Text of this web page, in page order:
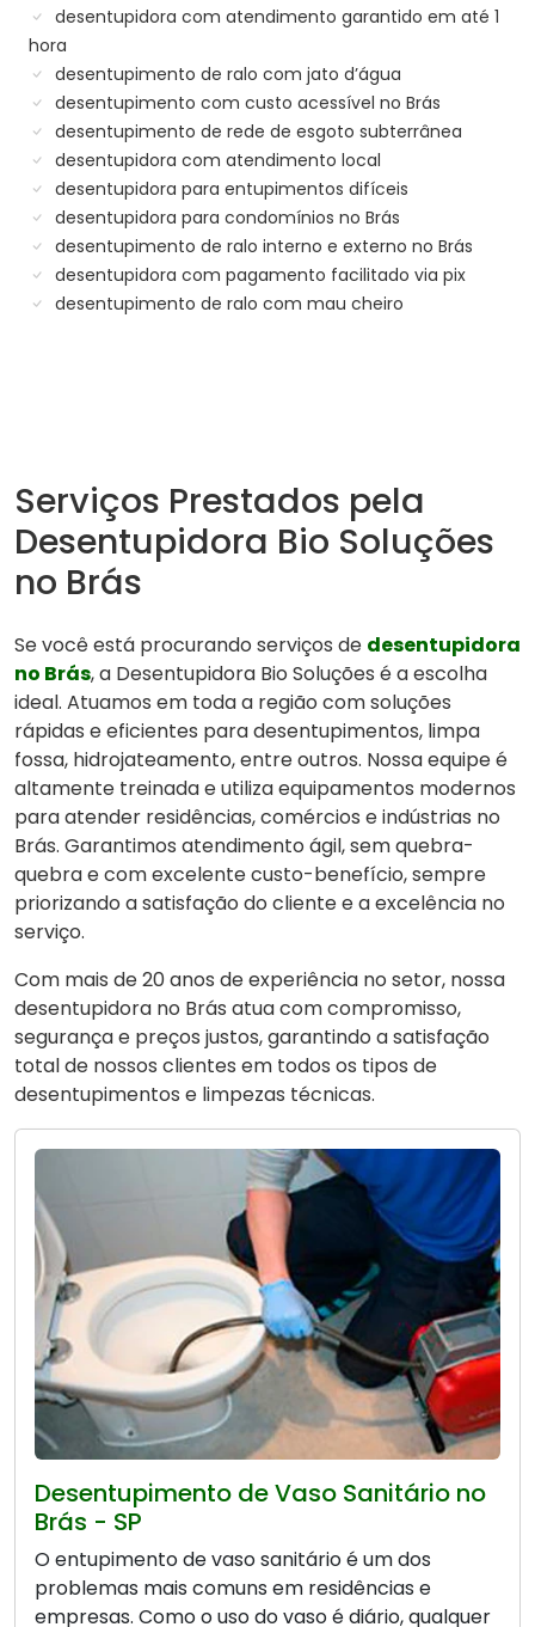
desentupidora com atendimento garantido em até 1
hora
desentupimento de ralo com jato d’água
desentupimento com custo acessível no Brás
desentupimento de rede de esgoto subterrânea
desentupidora com atendimento local
desentupidora para entupimentos difíceis
desentupidora para condomínios no Brás
desentupimento de ralo interno e externo no Brás
desentupidora com pagamento facilitado via pix
desentupimento de ralo com mau cheiro
Serviços Prestados pela
Desentupidora Bio Soluções
no Brás
Se você está procurando serviços de desentupidora
no Brás, a Desentupidora Bio Soluções é a escolha
ideal. Atuamos em toda a região com soluções
rápidas e eficientes para desentupimentos, limpa
fossa, hidrojateamento, entre outros. Nossa equipe é
altamente treinada e utiliza equipamentos modernos
para atender residências, comércios e indústrias no
Brás. Garantimos atendimento ágil, sem quebra-
quebra e com excelente custo-benefício, sempre
priorizando a satisfação do cliente e a excelência no
serviço.
Com mais de 20 anos de experiência no setor, nossa
desentupidora no Brás atua com compromisso,
segurança e preços justos, garantindo a satisfação
total de nossos clientes em todos os tipos de
desentupimentos e limpezas técnicas.
Desentupimento de Vaso Sanitário no
Brás - SP
O entupimento de vaso sanitário é um dos
problemas mais comuns em residências e
empresas. Como o uso do vaso é diário, qualquer